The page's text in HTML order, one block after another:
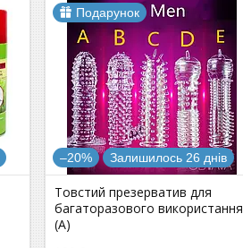
Подарунок
–20% Залишилось 26 днів
Товстий презерватив для
багаторазового використання
(А)